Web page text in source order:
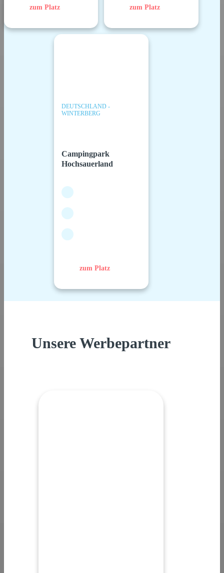
zum Platz zum Platz
DEUTSCHLAND -
WINTERBERG
Campingpark
Hochsauerland
zum Platz
Unsere Werbepartner